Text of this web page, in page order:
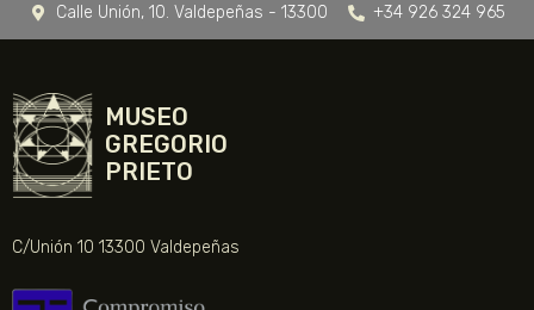
Calle Unión, 10. Valdepeñas - 13300
+34 926 324 965
MUSEO
GREGORIO
PRIETO
C/Unión 10 13300 Valdepeñas